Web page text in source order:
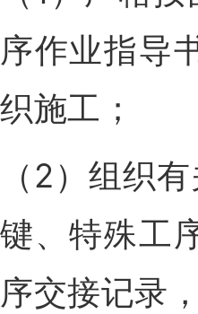
序作业指导
织施工；
（2）组织
键、特殊工
序交接记录